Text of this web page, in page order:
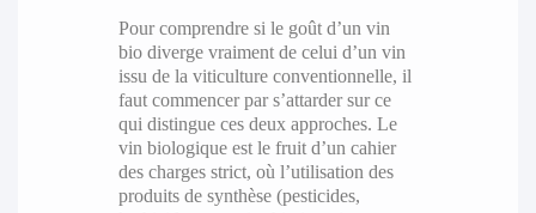
Pour comprendre si le goût d’un vin
bio diverge vraiment de celui d’un vin
issu de la viticulture conventionnelle, il
faut commencer par s’attarder sur ce
qui distingue ces deux approches. Le
vin biologique est le fruit d’un cahier
des charges strict, où l’utilisation des
produits de synthèse (pesticides,